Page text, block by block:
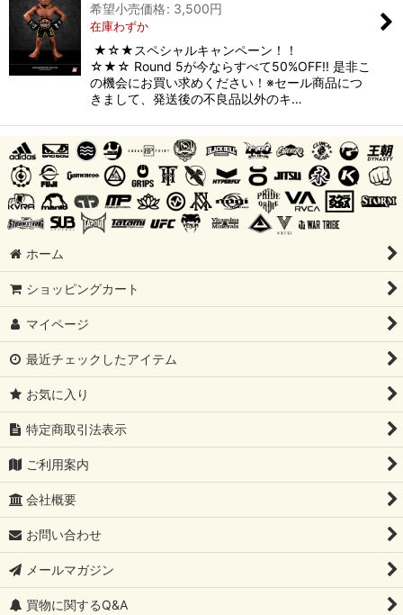
希望小売価格: 3,500円
在庫わずか
★☆★スペシャルキャンペーン！！
☆★☆ Round 5が今ならすべて50%OFF!! 是非こ
の機会にお買い求めください！※セール商品につ
きまして、発送後の不良品以外のキ…
ホーム
ショッピングカート
マイページ
最近チェックしたアイテム
お気に入り
特定商取引法表示
ご利用案内
会社概要
お問い合わせ
メールマガジン
買物に関するQ&A